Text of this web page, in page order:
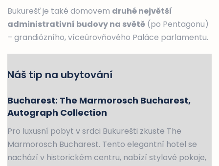
Bukurešť je také domovem druhé největší
administrativní budovy na světě (po Pentagonu)
– grandiózního, víceúrovňového Paláce parlamentu.
Náš tip na ubytování
Bucharest: The Marmorosch Bucharest,
Autograph Collection
Pro luxusní pobyt v srdci Bukurešti zkuste The
Marmorosch Bucharest. Tento elegantní hotel se
nachází v historickém centru, nabízí stylové pokoje,